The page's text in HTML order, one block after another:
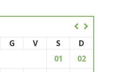
G V S
D
01
02